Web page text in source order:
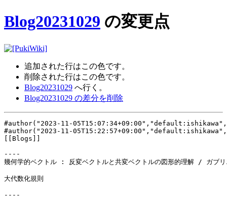
Blog20231029 の変更点
追加された行はこの色です。
削除された行はこの色です。
Blog20231029 へ行く。
Blog20231029 の差分を削除
#author("2023-11-
#author("2023-11-
[[Blogs]]
----
幾何学的ベクトル : 反変ベクトルと共変ベクトルの図形的理解 /
大代数化規則